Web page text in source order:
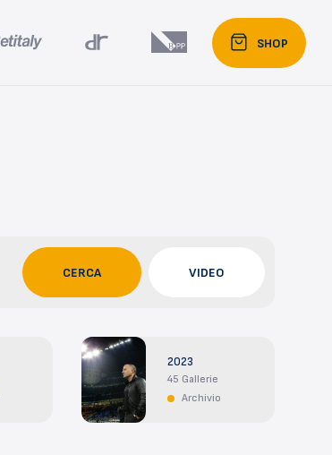
SHOP
CERCA VIDEO
2023
45 Gallerie
Archivio